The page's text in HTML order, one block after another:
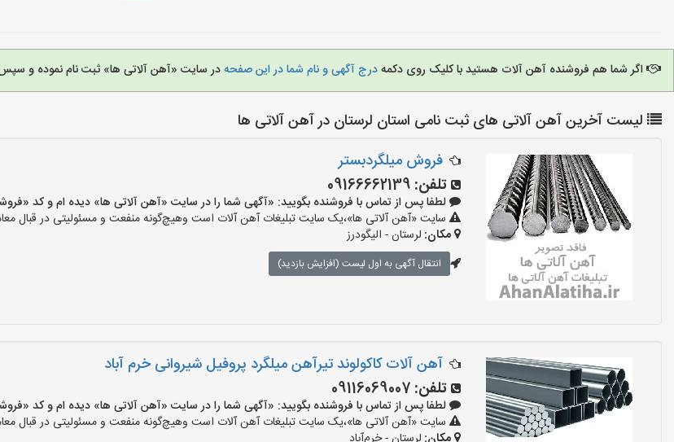
اگر شما هم فروشنده آهن آلات هستید با کلیک روی دکمهدرج آگهی و نام شما در این صفحهدر سایت «آهن آلاتی ها» ثبت نام نموده و
لیست آخرین آهن آلاتی های ثبت نامی استان لرستان در آهن آلاتی ها
فروش میلگردبستر
تلفن: 09166662139
لطفا پس از تماس با فروشنده بگویید: «آگهی شما را در سایت «آهن آلاتی ها» دیده ام و کد «فروشگاه-317» را اعلام
سایت «آهن آلاتی ها»،یک سایت تبلیغات آهن آلات است وهیچ‌گونه منفعت و مسئولیتی در قبال
مکان: لرستان - الیگودرز
انتقال آگهی به اول لیست (افزایش بازدید)
آهن آلات کاکولوند تیرآهن میلگرد پروفیل شیروانی خرم آباد
تلفن: 09116069007
لطفا پس از تماس با فروشنده بگویید: «آگهی شما را در سایت «آهن آلاتی ها» دیده ام و کد «فروشگاه-181» را اعلام
سایت «آهن آلاتی ها»،یک سایت تبلیغات آهن آلات است وهیچ‌گونه منفعت و مسئولیتی در قبال